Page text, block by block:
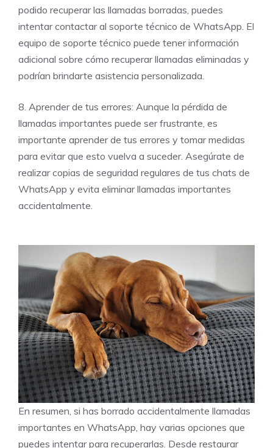
podido recuperar las llamadas borradas, puedes
intentar contactar al soporte técnico de WhatsApp. El
equipo de soporte técnico puede tener información
adicional sobre cómo recuperar llamadas eliminadas y
podrían brindarte asistencia personalizada.
8. Aprender de tus errores: Aunque la pérdida de
llamadas importantes puede ser frustrante, es
importante aprender de tus errores y tomar medidas
para evitar que esto vuelva a suceder. Asegúrate de
realizar copias de seguridad regulares de tus chats de
WhatsApp y evita eliminar llamadas importantes
accidentalmente.
En resumen, si has borrado accidentalmente llamadas
importantes en WhatsApp, hay varias opciones que
puedes intentar para recuperarlas. Desde restaurar